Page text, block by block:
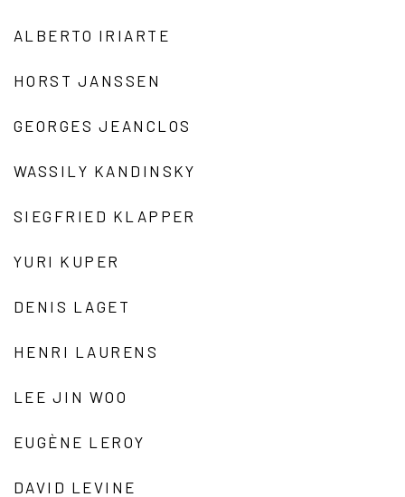
ALBERTO IRIARTE
HORST JANSSEN
GEORGES JEANCLOS
WASSILY KANDINSKY
SIEGFRIED KLAPPER
YURI KUPER
DENIS LAGET
HENRI LAURENS
LEE JIN WOO
EUGÈNE LEROY
DAVID LEVINE